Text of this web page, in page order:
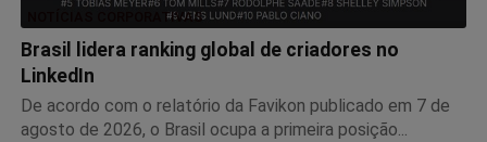
NOTÍCIAS CORPORATIVAS
Brasil lidera ranking global de criadores no
LinkedIn
De acordo com o relatório da Favikon publicado em 7 de
agosto de 2026, o Brasil ocupa a primeira posição...